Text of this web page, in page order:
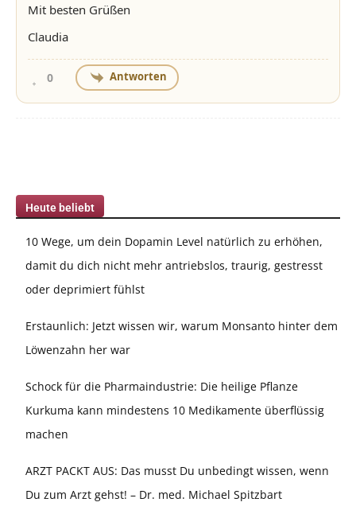
Mit besten Grüßen
Claudia
0 Antworten
Heute beliebt
10 Wege, um dein Dopamin Level natürlich zu erhöhen,
damit du dich nicht mehr antriebslos, traurig, gestresst
oder deprimiert fühlst
Erstaunlich: Jetzt wissen wir, warum Monsanto hinter dem
Löwenzahn her war
Schock für die Pharmaindustrie: Die heilige Pflanze
Kurkuma kann mindestens 10 Medikamente überflüssig
machen
ARZT PACKT AUS: Das musst Du unbedingt wissen, wenn
Du zum Arzt gehst! – Dr. med. Michael Spitzbart